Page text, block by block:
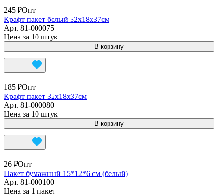
245 ₽Опт
Крафт пакет белый 32х18х37см
Арт. 81-000075
Цена за 10 штук
В корзину
185 ₽Опт
Крафт пакет 32х18х37см
Арт. 81-000080
Цена за 10 штук
В корзину
26 ₽Опт
Пакет бумажный 15*12*6 см (белый)
Арт. 81-000100
Цена за 1 пакет